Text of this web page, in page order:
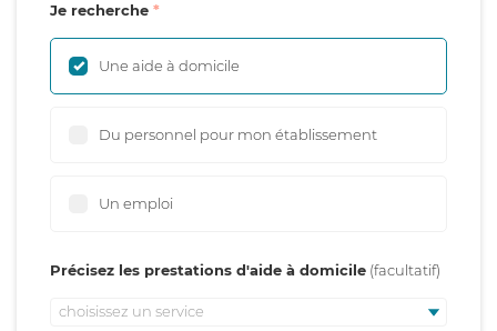
Je recherche
Une aide à domicile
Du personnel pour mon établissement
Un emploi
Précisez les prestations d'aide à domicile
choisissez un service